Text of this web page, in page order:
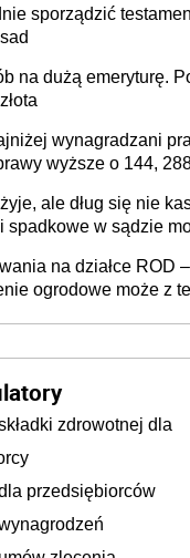
sporządzić
na dużą emeryturę.
wynagradzani
wyższe o 144,
ale dług się nie
spadkowe w sądzie
na działce ROD –
ogrodowe może z
zdrowotnej dla
przedsiębiorców